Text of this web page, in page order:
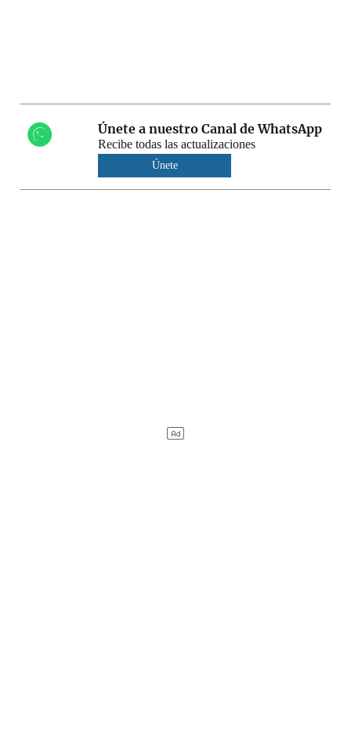
Únete a nuestro Canal de WhatsApp
Recibe todas las actualizaciones
Únete